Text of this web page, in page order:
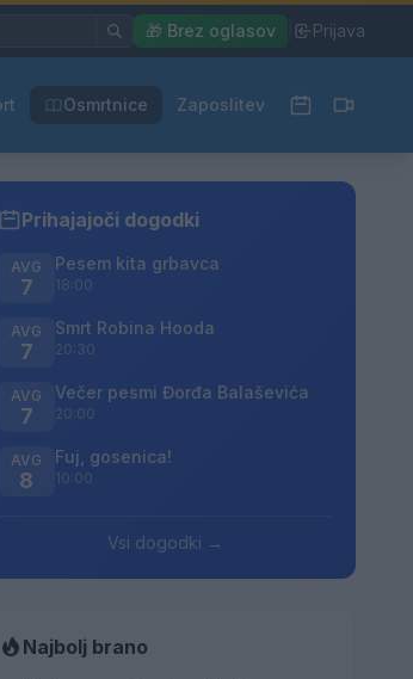
🎁 Brez oglasov Prijava
Osmrtnice Zaposlitev
Prihajajoči dogodki
AVG
7
Pesem kita grbavca
18:00
AVG
7
Smrt Robina Hooda
20:30
AVG
7
Večer pesmi Đorđa Balaševića
20:00
AVG
8
Fuj, gosenica!
10:00
Vsi dogodki →
Najbolj brano